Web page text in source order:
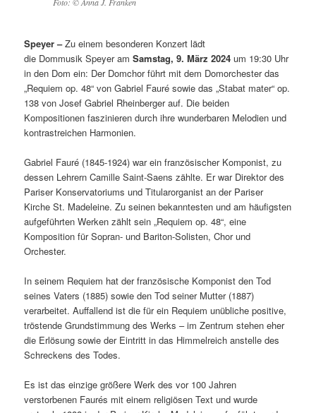
Foto: © Anna J. Franken
Speyer –Zu einem besonderen Konzert lädt
die Dommusik Speyer amSamstag, 9. März 2024 um 19:30 Uhr
in den Dom ein: Der Domchor führt mit dem Domorchester das
„Requiem op. 48“ von Gabriel Fauré sowie das „Stabat mater“ op.
138 von Josef Gabriel Rheinberger auf. Die beiden
Kompositionen faszinieren durch ihre wunderbaren Melodien und
kontrastreichen Harmonien.
Gabriel Fauré (1845-1924) war ein französischer Komponist, zu
dessen Lehrern Camille Saint-Saens zählte. Er war Direktor des
Pariser Konservatoriums und Titularorganist an der Pariser
Kirche St. Madeleine. Zu seinen bekanntesten und am häufigsten
aufgeführten Werken zählt sein „Requiem op. 48“, eine
Komposition für Sopran- und Bariton-Solisten, Chor und
Orchester.
In seinem Requiem hat der französische Komponist den Tod
seines Vaters (1885) sowie den Tod seiner Mutter (1887)
verarbeitet. Auffallend ist die für ein Requiem unübliche positive,
tröstende Grundstimmung des Werks – im Zentrum stehen eher
die Erlösung sowie der Eintritt in das Himmelreich anstelle des
Schreckens des Todes.
Es ist das einzige größere Werk des vor 100 Jahren
verstorbenen Faurés mit einem religiösen Text und wurde